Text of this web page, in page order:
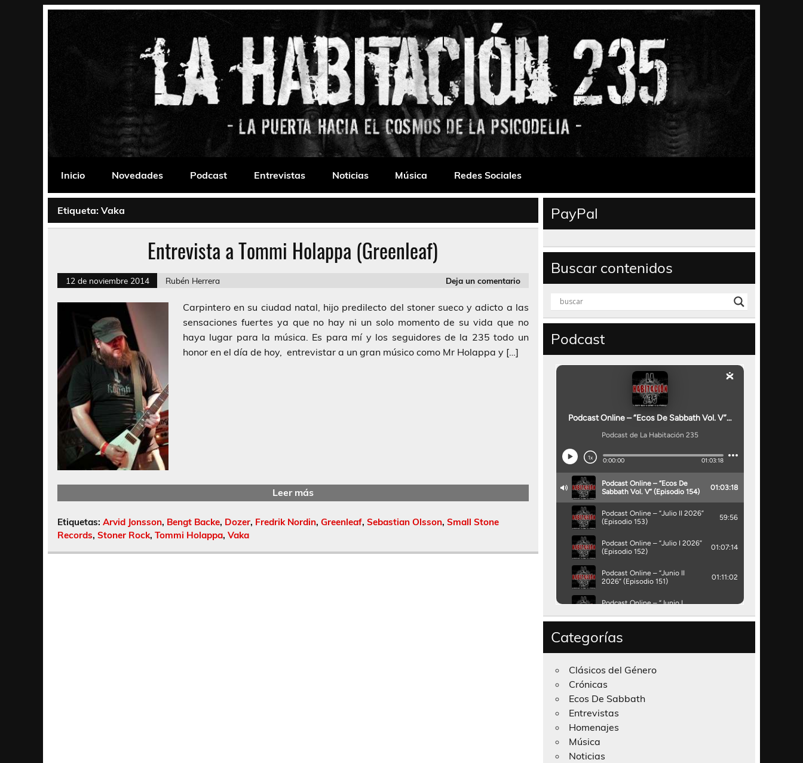
La Habitación 235
Inicio
Novedades Podcast Entrevistas Noticias Música Redes Sociales
Etiqueta: Vaka
Entrevista a Tommi Holappa (Greenleaf)
12 de noviembre 2014 Rubén Herrera Deja un comentario
Carpintero en su ciudad natal, hijo predilecto del stoner sueco y adicto a las
sensaciones fuertes ya que no hay ni un solo momento de su vida que no
haya lugar para la música. Es para mí y los seguidores de la 235 todo un
honor en el día de hoy, entrevistar a un gran músico como Mr Holappa y […]
Leer más
Etiquetas: Arvid Jonsson, Bengt Backe, Dozer, Fredrik Nordin, Greenleaf, Sebastian Olsson, Small Stone
Records, Stoner Rock, Tommi Holappa, Vaka
PayPal
Buscar contenidos
Podcast
Categorías
Clásicos del Género
Crónicas
Ecos De Sabbath
Entrevistas
Homenajes
Música
Noticias